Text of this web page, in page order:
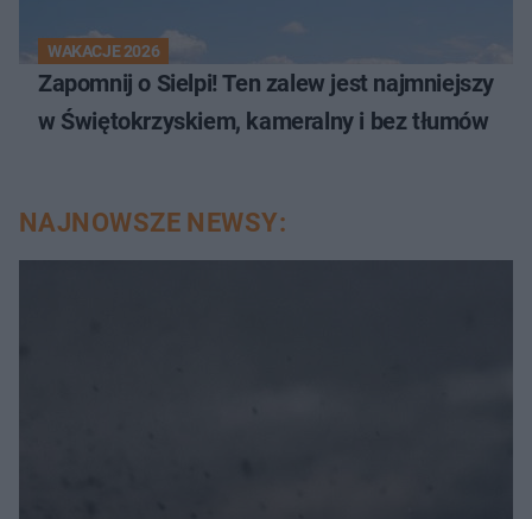
WAKACJE 2026
Zapomnij o Sielpi! Ten zalew jest najmniejszy
w Świętokrzyskiem, kameralny i bez tłumów
NAJNOWSZE NEWSY: